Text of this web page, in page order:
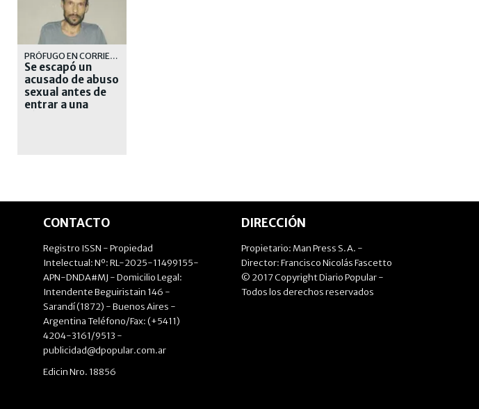
PRÓFUGO EN CORRIENTES
Se escapó un
acusado de abuso
sexual antes de
entrar a una
CONTACTO
Registro ISSN - Propiedad
Intelectual: Nº: RL-2025-11499155-
APN-DNDA#MJ - Domicilio Legal:
Intendente Beguiristain 146 -
Sarandí (1872) - Buenos Aires -
Argentina Teléfono/Fax: (+5411)
4204-3161/9513 -
publicidad@dpopular.com.ar
Edicin Nro. 18856
DIRECCIÓN
Propietario: Man Press S.A. -
Director: Francisco Nicolás Fascetto
© 2017 Copyright Diario Popular -
Todos los derechos reservados